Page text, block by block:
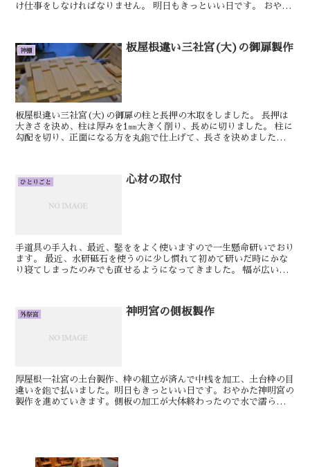
け仕事をしなければなりません。 明日もきっといい日です。 おやか
神棚 板屋根違い三社宮(大)の御扉製作
板屋根違い三社宮(大)の御扉の柱と長押の木取をしました。 長押は
大きさを決め、柱は厚みを1㎜大きく削り、長めに切りました。 柱に
勾配を切り、正面になる方を丸鉋で仕上げて、長さを決めました。
ひとりごと 心材の取付
手道具の手入れ、最近、鑿ををよく使いますので一生懸命研いでおり
ます。 最近、水研砥石を使うのに少し慣れて初めて研いだ時にかな
り寝てしまったのみでも直せるようになってきました。 幅が広い鉋
外祭宮 神明宮の側板製作
厚屋根一社宮の土台製作、枠の組立が済んで中桟を加工、土台枠の目
違いを鉋で払いました。明日もきっといい日です。おやかた神明宮の
製作を進めていきます。側板の加工が大体終わったので水で濡らして